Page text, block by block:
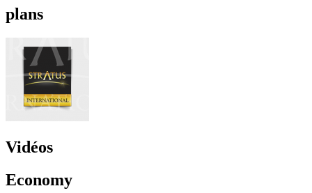
plans
Vidéos
Economy